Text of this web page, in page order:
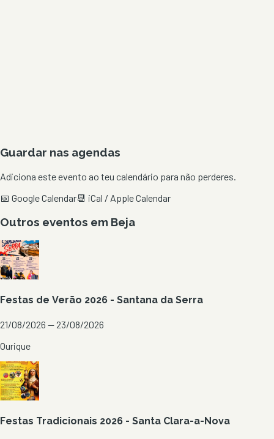
Guardar nas agendas
Adiciona este evento ao teu calendário para não perderes.
📅 Google Calendar📆 iCal / Apple Calendar
Outros eventos em Beja
Festas de Verão 2026 - Santana da Serra
21/08/2026 — 23/08/2026
Ourique
Festas Tradicionais 2026 - Santa Clara-a-Nova